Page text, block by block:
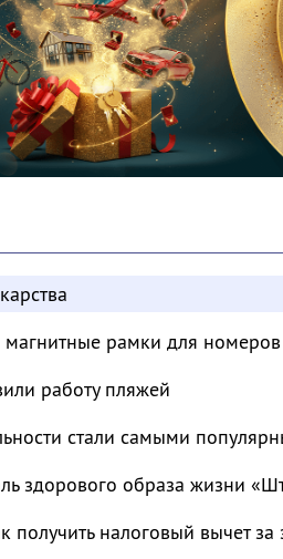
рамки для
работу пляжей
стали самыми
здорового образа жизни
получить налоговый вычет